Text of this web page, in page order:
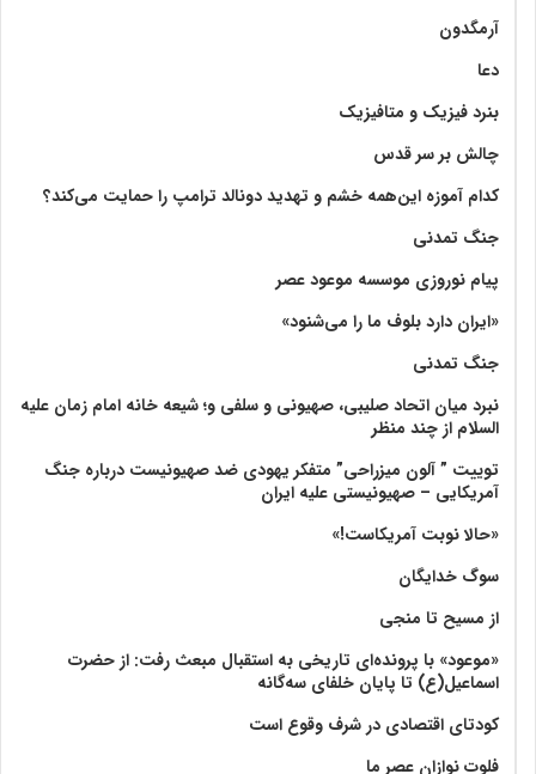
آرمگدون
دعا
بنرد فیزیک و متافیزیک
چالش بر سر قدس
کدام آموزه این‌همه خشم و تهدید دونالد ترامپ را حمایت می‌کند؟
جنگ تمدنی
پیام نوروزی موسسه موعود عصر
«ایران دارد بلوف ما را می‌شنود»
جنگ تمدنی
نبرد میان اتحاد صلیبی، صهیونی و سلفی و؛ شیعه خانه امام زمان علیه
السلام از چند منظر
توییت ” آلون میزراحی” متفکر یهودی ضد صهیونیست درباره جنگ
آمریکایی – صهیونیستی علیه ایران
«حالا نوبت آمریکاست!»
سوگ خدایگان
از مسیح تا منجی
«موعود» با پرونده‌ای تاریخی به استقبال مبعث رفت: از حضرت
اسماعیل(ع) تا پایان خلفای سه‌گانه
کودتای اقتصادی در شرف وقوع است
فلوت نوازان عصر ما